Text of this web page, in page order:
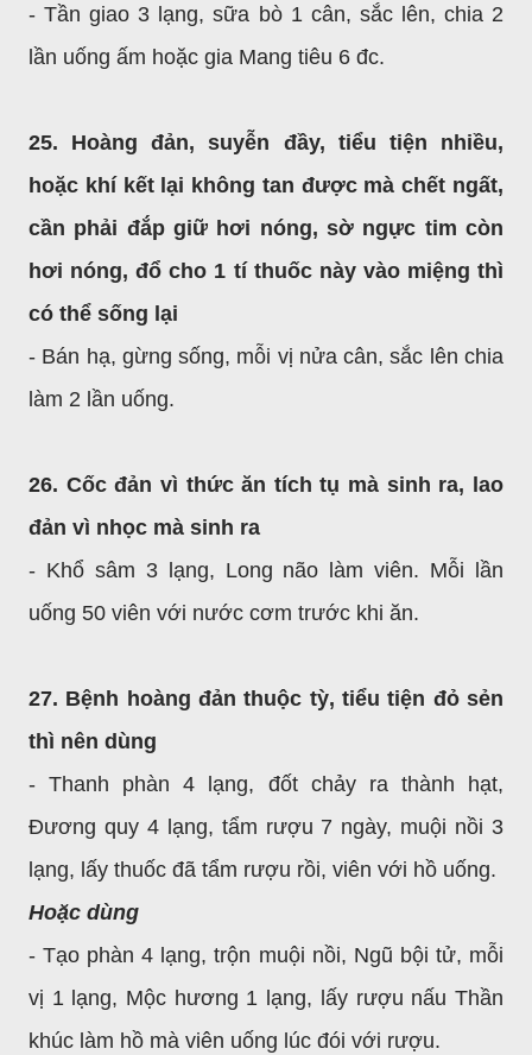
- Tần giao 3 lạng, sữa bò 1 cân, sắc lên, chia 2
lần uống ấm hoặc gia Mang tiêu 6 đc.
25. Hoàng đản, suyễn đầy, tiểu tiện nhiều,
hoặc khí kết lại không tan được mà chết ngất,
cần phải đắp giữ hơi nóng, sờ ngực tim còn
hơi nóng, đổ cho 1 tí thuốc này vào miệng thì
có thể sống lại
- Bán hạ, gừng sống, mỗi vị nửa cân, sắc lên chia
làm 2 lần uống.
26. Cốc đản vì thức ăn tích tụ mà sinh ra, lao
đản vì nhọc mà sinh ra
- Khổ sâm 3 lạng, Long não làm viên. Mỗi lần
uống 50 viên với nước cơm trước khi ăn.
27. Bệnh hoàng đản thuộc tỳ, tiểu tiện đỏ sẻn
thì nên dùng
- Thanh phàn 4 lạng, đốt chảy ra thành hạt,
Đương quy 4 lạng, tẩm rượu 7 ngày, muội nồi 3
lạng, lấy thuốc đã tẩm rượu rồi, viên với hồ uống.
Hoặc dùng
- Tạo phàn 4 lạng, trộn muội nồi, Ngũ bội tử, mỗi
vị 1 lạng, Mộc hương 1 lạng, lấy rượu nấu Thần
khúc làm hồ mà viên uống lúc đói với rượu.